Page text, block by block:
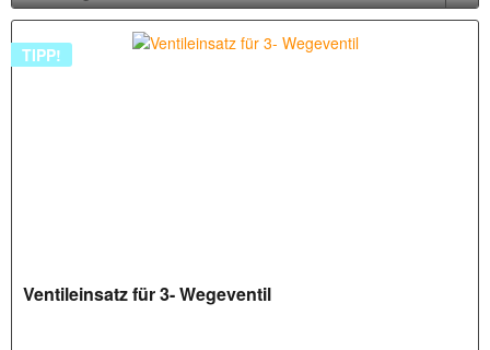
TIPP!
Ventileinsatz für 3- Wegeventil